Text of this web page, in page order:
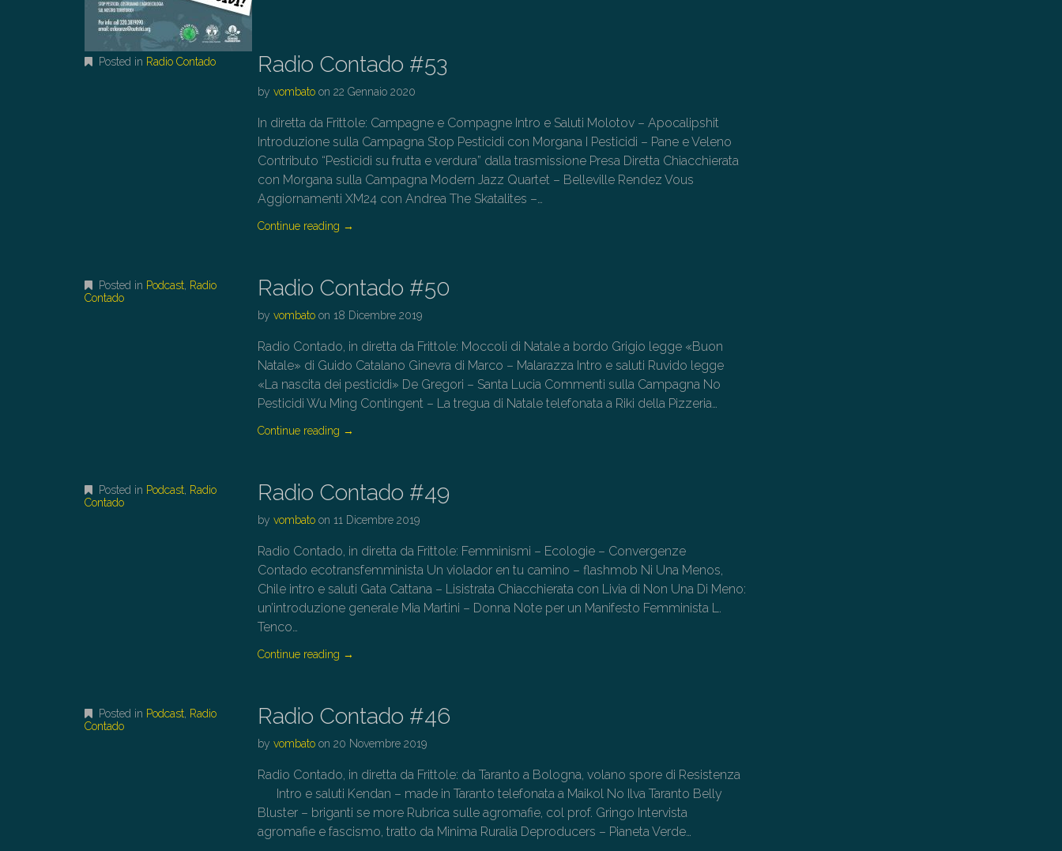
Posted in Radio Contado Radio Contado #53
byvombato on22 Gennaio 2020
In diretta da Frittole: Campagne e Compagne Intro e Saluti Molotov – Apocalipshit
Introduzione sulla Campagna Stop Pesticidi con Morgana I Pesticidi – Pane e Veleno
Contributo “Pesticidi su frutta e verdura” dalla trasmissione Presa Diretta Chiacchierata
con Morgana sulla Campagna Modern Jazz Quartet – Belleville Rendez Vous
Aggiornamenti XM24 con Andrea The Skatalites –…
Continue reading →
Posted in Podcast Radio
Contado
Radio Contado #50
byvombato on 18 Dicembre 2019
Radio Contado, in diretta da Frittole: Moccoli di Natale a bordo Grigio legge «Buon
Natale» di Guido Catalano Ginevra di Marco – Malarazza Intro e saluti Ruvido legge
«La nascita dei pesticidi» De Gregori – Santa Lucia Commenti sulla Campagna No
Pesticidi Wu Ming Contingent – La tregua di Natale telefonata a Riki della Pizzeria…
Continue reading →
Posted in Podcast Radio
Contado
Radio Contado #49
byvombato on 11 Dicembre 2019
Radio Contado, in diretta da Frittole: Femminismi – Ecologie – Convergenze
Contado ecotransfemminista Un violador en tu camino – flashmob Ni Una Menos,
Chile intro e saluti Gata Cattana – Lisistrata Chiacchierata con Livia di Non Una Di Meno:
un’introduzione generale Mia Martini – Donna Note per un Manifesto Femminista L.
Tenco…
Continue reading →
Posted in Podcast Radio
Contado
Radio Contado #46
byvombato on20 Novembre 2019
Radio Contado, in diretta da Frittole: da Taranto a Bologna, volano spore di Resistenza
Intro e saluti Kendan – made in Taranto telefonata a Maikol No Ilva Taranto Belly
Bluster – briganti se more Rubrica sulle agromafie, col prof. Gringo Intervista
agromafie e fascismo, tratto da Minima Ruralia Deproducers – Pianeta Verde…